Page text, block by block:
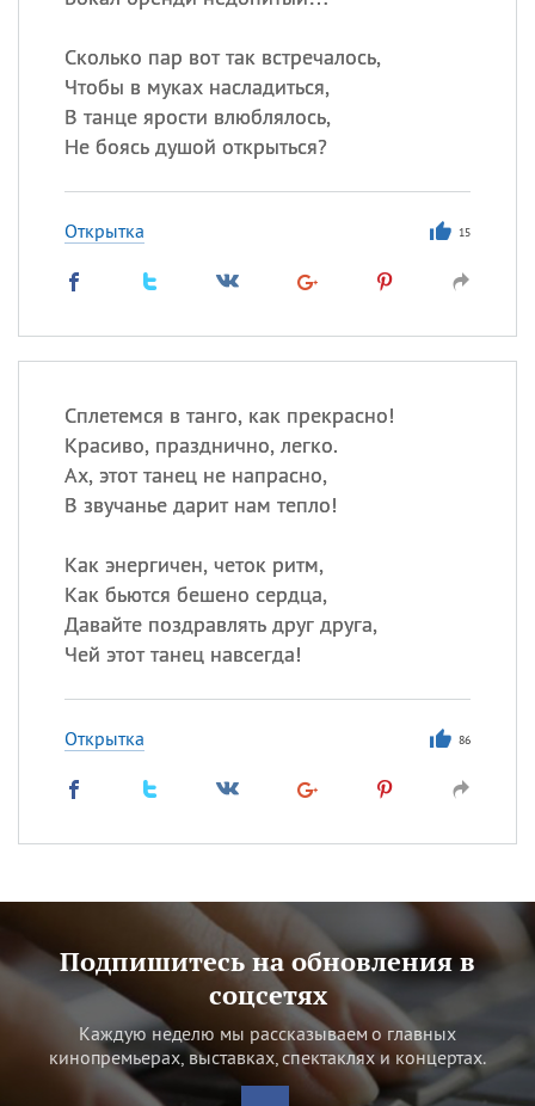
Сколько пар вот так встречалось,
Чтобы в муках насладиться,
В танце ярости влюблялось,
Не боясь душой открыться?
Открытка 15
Сплетемся в танго, как прекрасно!
Красиво, празднично, легко.
Ах, этот танец не напрасно,
В звучанье дарит нам тепло!
Как энергичен, четок ритм,
Как бьются бешено сердца,
Давайте поздравлять друг друга,
Чей этот танец навсегда!
Открытка 86
Подпишитесь на обновления в
соцсетях
Каждую неделю мы рассказываем о главных
кинопремьерах, выставках, спектаклях и концертах.